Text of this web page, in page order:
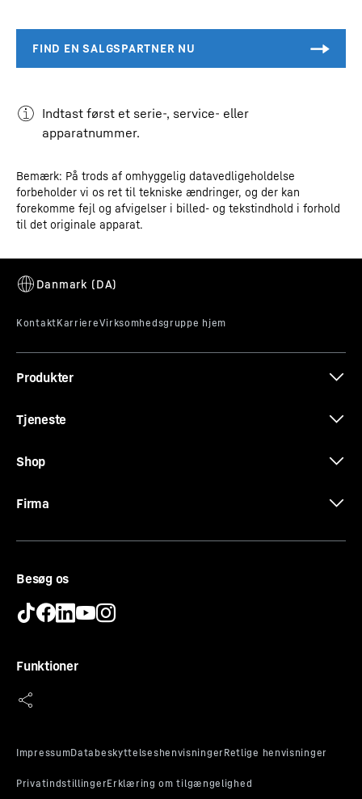
Indtast først et serie‑, service‑ eller
apparatnummer.
Bemærk: På trods af omhyggelig datavedligeholdelse
forbeholder vi os ret til tekniske ændringer, og der kan
forekomme fejl og afvigelser i billed- og tekstindhold i forhold
til det originale apparat.
Produkter
Tjeneste
Shop
Firma
Besøg os
Funktioner